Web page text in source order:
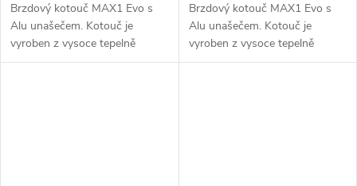
Brzdový kotouč MAX1 Evo s
Alu unašečem. Kotouč je
vyroben z vysoce tepelně
odolné oceli 410 STAINLESS
Brzdový kotouč MAX1 Evo s
Alu unašečem. Kotouč je
vyroben z vysoce tepelně
odolné oceli 410 STAINLESS